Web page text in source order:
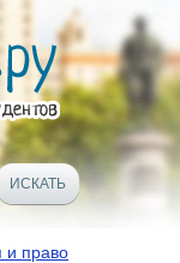
и право